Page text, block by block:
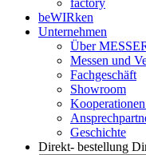
factory
beWIRken
Unternehmen
Über
Messen und
Fachgeschäft
Showroom
Geschichte
Direkt- bestellung